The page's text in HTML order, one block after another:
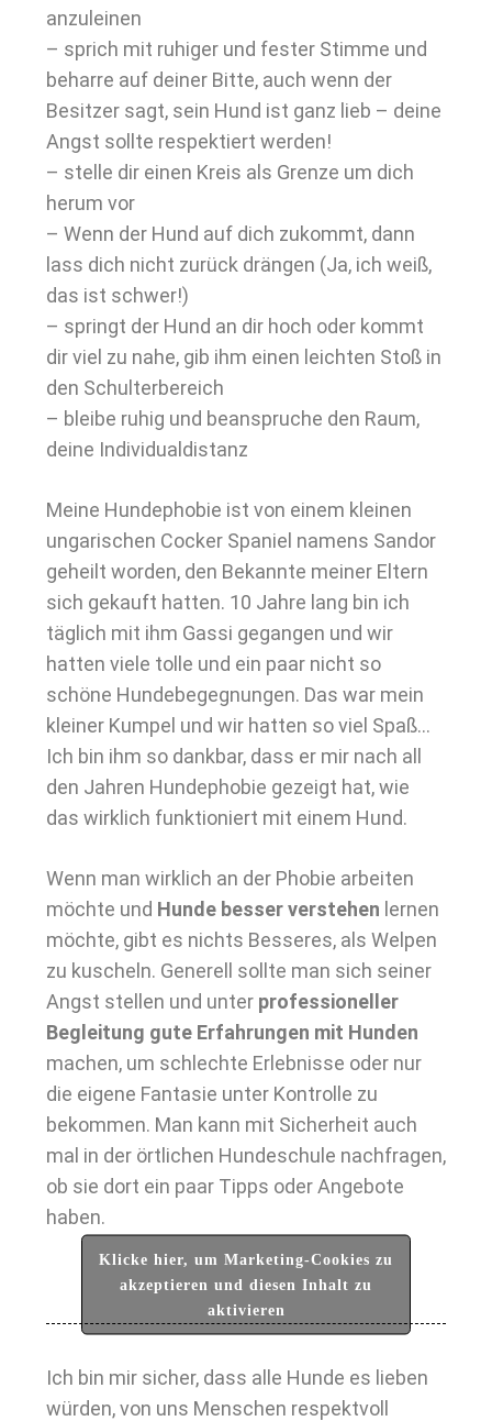
anzuleinen
– sprich mit ruhiger und fester Stimme und
beharre auf deiner Bitte, auch wenn der
Besitzer sagt, sein Hund ist ganz lieb – deine
Angst sollte respektiert werden!
– stelle dir einen Kreis als Grenze um dich
herum vor
– Wenn der Hund auf dich zukommt, dann
lass dich nicht zurück drängen (Ja, ich weiß,
das ist schwer!)
– springt der Hund an dir hoch oder kommt
dir viel zu nahe, gib ihm einen leichten Stoß in
den Schulterbereich
– bleibe ruhig und beanspruche den Raum,
deine Individualdistanz
Meine Hundephobie ist von einem kleinen
ungarischen Cocker Spaniel namens Sandor
geheilt worden, den Bekannte meiner Eltern
sich gekauft hatten. 10 Jahre lang bin ich
täglich mit ihm Gassi gegangen und wir
hatten viele tolle und ein paar nicht so
schöne Hundebegegnungen. Das war mein
kleiner Kumpel und wir hatten so viel Spaß…
Ich bin ihm so dankbar, dass er mir nach all
den Jahren Hundephobie gezeigt hat, wie
das wirklich funktioniert mit einem Hund.
Wenn man wirklich an der Phobie arbeiten
möchte und Hunde besser verstehen lernen
möchte, gibt es nichts Besseres, als Welpen
zu kuscheln. Generell sollte man sich seiner
Angst stellen und unter professioneller
Begleitung gute Erfahrungen mit Hunden
machen, um schlechte Erlebnisse oder nur
die eigene Fantasie unter Kontrolle zu
bekommen. Man kann mit Sicherheit auch
mal in der örtlichen Hundeschule nachfragen,
ob sie dort ein paar Tipps oder Angebote
haben.
Klicke hier, um Marketing-Cookies zu
akzeptieren und diesen Inhalt zu
aktivieren
Ich bin mir sicher, dass alle Hunde es lieben
würden, von uns Menschen respektvoll